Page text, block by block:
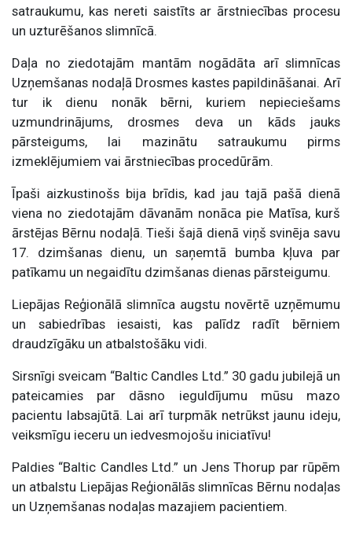
satraukumu, kas nereti saistīts ar ārstniecības procesu
un uzturēšanos slimnīcā.
Daļa no ziedotajām mantām nogādāta arī slimnīcas
Uzņemšanas nodaļā Drosmes kastes papildināšanai. Arī
tur ik dienu nonāk bērni, kuriem nepieciešams
uzmundrinājums, drosmes deva un kāds jauks
pārsteigums, lai mazinātu satraukumu pirms
izmeklējumiem vai ārstniecības procedūrām.
Īpaši aizkustinošs bija brīdis, kad jau tajā pašā dienā
viena no ziedotajām dāvanām nonāca pie Matīsa, kurš
ārstējas Bērnu nodaļā. Tieši šajā dienā viņš svinēja savu
17. dzimšanas dienu, un saņemtā bumba kļuva par
patīkamu un negaidītu dzimšanas dienas pārsteigumu.
Liepājas Reģionālā slimnīca augstu novērtē uzņēmumu
un sabiedrības iesaisti, kas palīdz radīt bērniem
draudzīgāku un atbalstošāku vidi.
Sirsnīgi sveicam “Baltic Candles Ltd.” 30 gadu jubilejā un
pateicamies par dāsno ieguldījumu mūsu mazo
pacientu labsajūtā. Lai arī turpmāk netrūkst jaunu ideju,
veiksmīgu ieceru un iedvesmojošu iniciatīvu!
Paldies “Baltic Candles Ltd.” un Jens Thorup par rūpēm
un atbalstu Liepājas Reģionālās slimnīcas Bērnu nodaļas
un Uzņemšanas nodaļas mazajiem pacientiem.